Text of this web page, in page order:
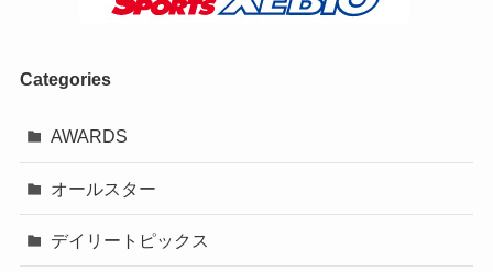
Categories
AWARDS
オールスター
デイリートピックス